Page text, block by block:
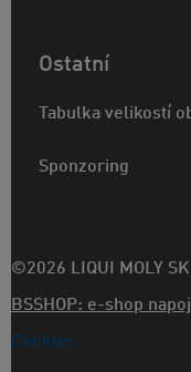
Ostatní
Tabulka velikostí
Sponzoring
©2026 LIQUI MOLY
BSSHOP: e-shop
Cookies